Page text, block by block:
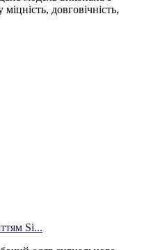
довговічність,
Si...